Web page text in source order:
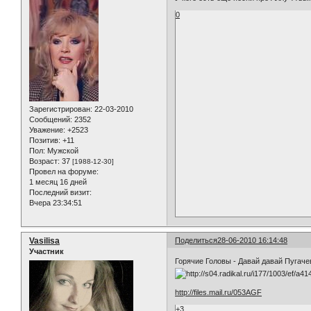
Зарегистрирован: 22-03-2010
Сообщений: 2352
Уважение: +2523
Позитив: +11
Пол: Мужской
Возраст: 37 [1988-12-30]
Провел на форуме:
1 месяц 16 дней
Последний визит:
Вчера 23:34:51
0
Поделиться28-06-2010 16:14:48
Vasilisa
Участник
Горячие Головы - Давай давай
http://files.mail.ru/053AGF
+3